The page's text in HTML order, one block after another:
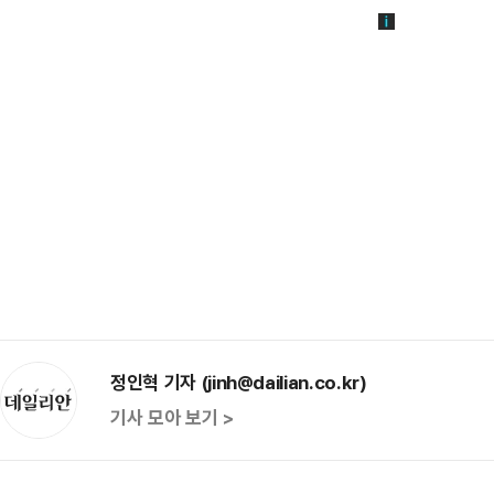
정인혁 기자 (jinh@dailian.co.kr)
기사 모아 보기 >